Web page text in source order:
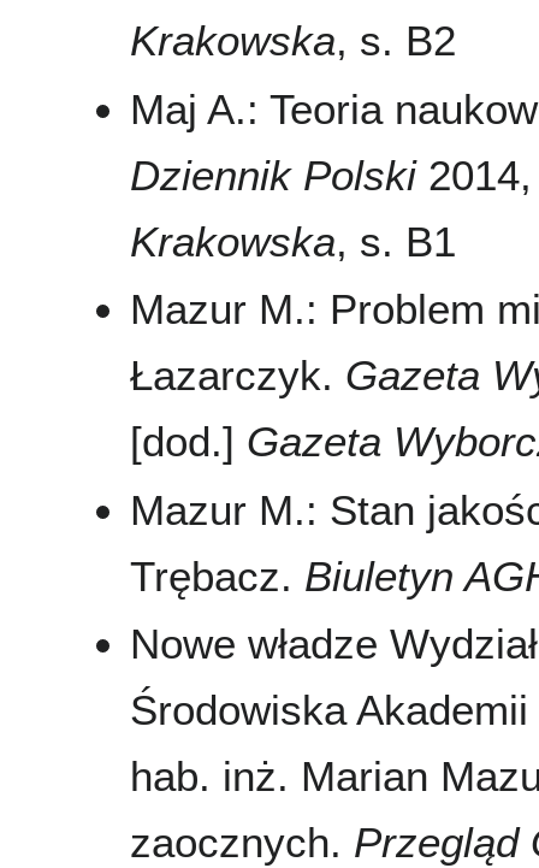
Krakowska, s. B2
Maj A.: Teoria
Dziennik Polski2014,
Krakowska, s. B1
Mazur M.: Problem
Łazarczyk. Gazeta
[dod.] Gazeta
Mazur M.: Stan
Trębacz. Biuletyn
Nowe władze
Środowiska
hab. inż. Marian
zaocznych. Przegląd